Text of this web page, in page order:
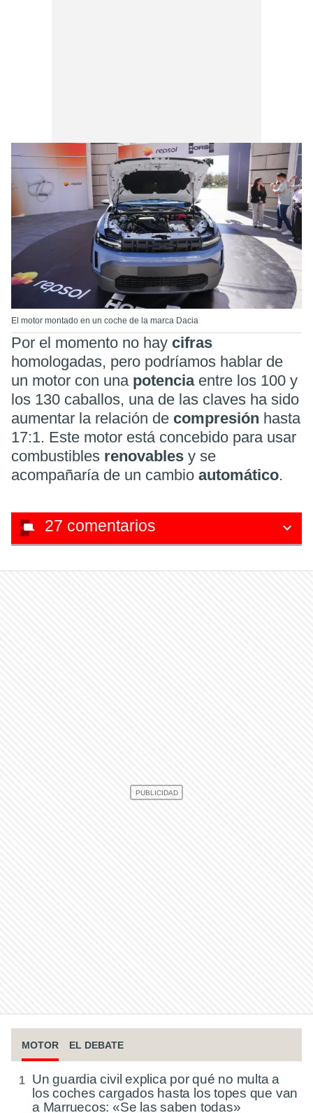
El motor montado en un coche de la marca Dacia
Por el momento no hay cifras
homologadas, pero podríamos hablar de
un motor con una potencia entre los 100 y
los 130 caballos, una de las claves ha sido
aumentar la relación de compresión hasta
17:1. Este motor está concebido para usar
combustibles renovables y se
acompañaría de un cambio automático.
27 comentarios
MOTOR EL DEBATE
Un guardia civil explica por qué no multa a
los coches cargados hasta los topes que van
a Marruecos: «Se las saben todas»